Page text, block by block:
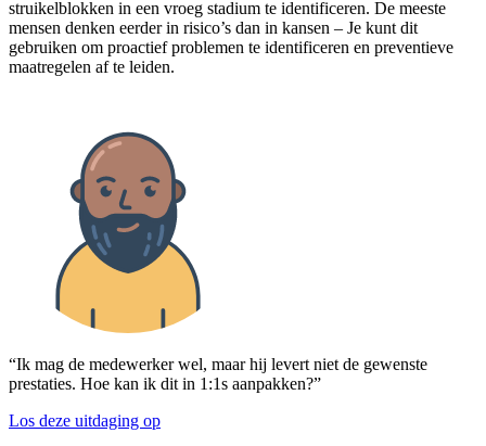
struikelblokken in een vroeg stadium te identificeren. De meeste
mensen denken eerder in risico’s dan in kansen – Je kunt dit
gebruiken om proactief problemen te identificeren en preventieve
maatregelen af te leiden.
“Ik mag de medewerker wel, maar hij levert niet de gewenste
prestaties. Hoe kan ik dit in 1:1s aanpakken?”
Los deze uitdaging op